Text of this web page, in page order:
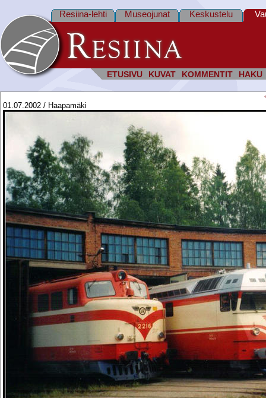
ETUSIVU KUVAT KOMMENTIT HAKU
Resiina-lehti Museojunat Keskustelu
01.07.2002 / Haapamäki